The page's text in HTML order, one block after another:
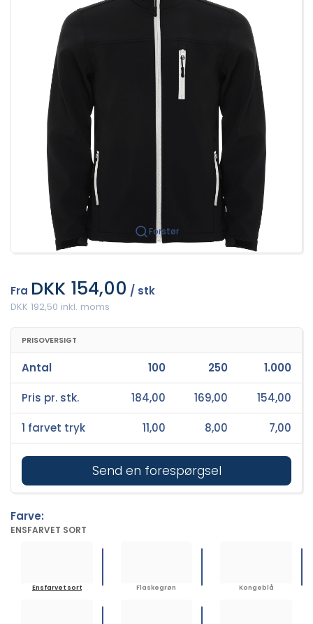
Forstør
Fra DKK 154,00 / stk
DKK 192,50 inkl. moms
PRISOVERSIGT
Send en forespørgsel
Antal 100 250 1.000
Pris pr. stk. 184,00 169,00 154,00
1 farvet tryk 11,00 8,00 7,00
Farve:
ENSFARVET SORT
Ensfarvet sort Flaskegrøn Kongeblå